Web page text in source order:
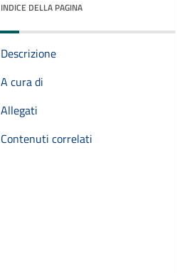
INDICE DELLA PAGINA
Descrizione
A cura di
Allegati
Contenuti correlati